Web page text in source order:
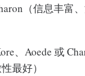
（信息丰富
、Aoede 或
最好）